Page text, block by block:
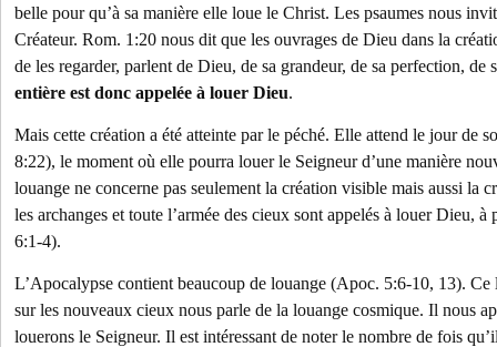
belle pour qu’à sa manière elle loue le Christ. Les psaumes nous
Créateur. Rom. 1:20 nous dit que les ouvrages de Dieu dans la
de les regarder, parlent de Dieu, de sa grandeur, de sa perfection, de
entière est donc appelée à louer Dieu.
Mais cette création a été atteinte par le péché. Elle attend le jour de
8:22), le moment où elle pourra louer le Seigneur d’une manière
louange ne concerne pas seulement la création visible mais aussi la
les archanges et toute l’armée des cieux sont appelés à louer Dieu, à
6:1-4).
L’Apocalypse contient beaucoup de louange (Apoc. 5:6-10, 13).
sur les nouveaux cieux nous parle de la louange cosmique. Il nous
louerons le Seigneur. Il est intéressant de noter le nombre de fois